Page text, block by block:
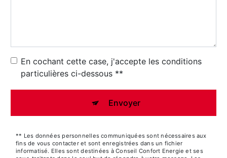
En cochant cette case, j'accepte les conditions
particulières ci-dessous **
Envoyer
** Les données personnelles communiquées sont nécessaires aux
fins de vous contacter et sont enregistrées dans un fichier
informatisé. Elles sont destinées à Conseil Confort Energie et ses